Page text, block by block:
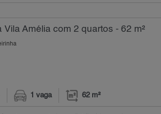
Amélia com 2 quartos - 62 m²
1 vaga 62 m²